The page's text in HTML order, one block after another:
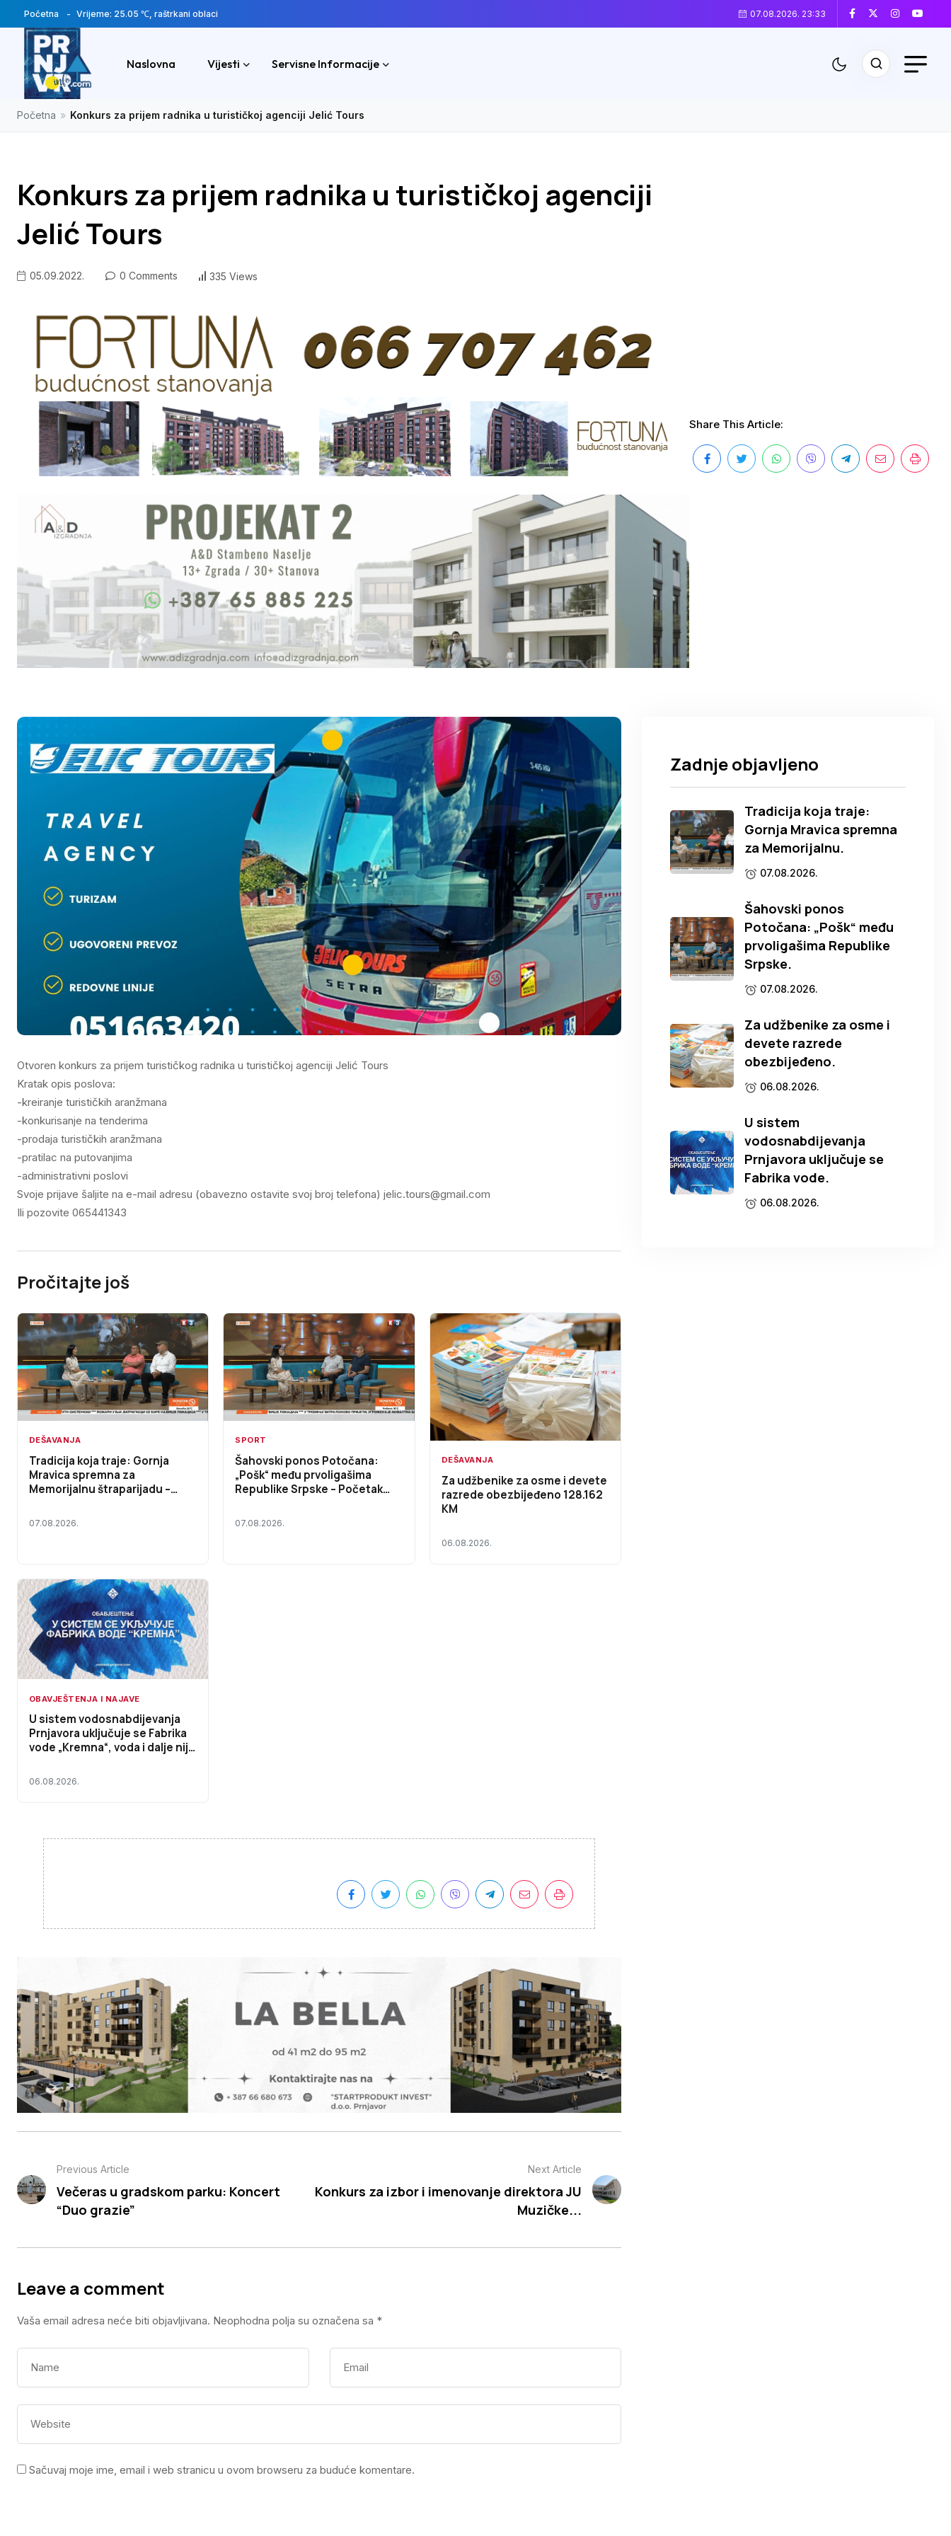
Početna Vrijeme: 25.05 ℃, raštrkani oblaci 07.08.2026. 23:33
Naslovna Vijesti Servisne Informacije
Početna » Konkurs za prijem radnika u turističkoj agenciji Jelić Tours
Konkurs za prijem radnika u turističkoj agenciji
Jelić Tours
05.09.2022. 0 Comments 335 Views
Share This Article:
Otvoren konkurs za prijem turističkog radnika u turističkoj agenciji Jelić Tours
Kratak opis poslova:
-kreiranje turističkih aranžmana
-konkurisanje na tenderima
-prodaja turističkih aranžmana
-pratilac na putovanjima
-administrativni poslovi
Svoje prijave šaljite na e-mail adresu (obavezno ostavite svoj broj telefona) jelic.tours@gmail.com
Ili pozovite 065441343
Pročitajte još
DEŠAVANJA
Tradicija koja traje: Gornja
Mravica spremna za
Memorijalnu štraparijadu –
07.08.2026.
SPORT
Šahovski ponos Potočana:
„Pošk“ među prvoligašima
Republike Srpske – Početak
07.08.2026.
DEŠAVANJA
Za udžbenike za osme i devete
razrede obezbijeđeno 128.162
KM
06.08.2026.
OBAVJEŠTENJA I NAJAVE
U sistem vodosnabdijevanja
Prnjavora uključuje se Fabrika
vode „Kremna“, voda i dalje nije
06.08.2026.
Previous Article
Večeras u gradskom parku: Koncert
“Duo grazie”
Next Article
Konkurs za izbor i imenovanje direktora JU
Muzičke...
Leave a comment
Vaša email adresa neće biti objavljivana. Neophodna polja su označena sa *
Sačuvaj moje ime, email i web stranicu u ovom browseru za buduće komentare.
Zadnje objavljeno
Tradicija koja traje:
Gornja Mravica spremna
za Memorijalnu.
07.08.2026.
Šahovski ponos
Potočana: „Pošk“ među
prvoligašima Republike
Srpske.
07.08.2026.
Za udžbenike za osme i
devete razrede
obezbijeđeno.
06.08.2026.
U sistem
vodosnabdijevanja
Prnjavora uključuje se
Fabrika vode.
06.08.2026.